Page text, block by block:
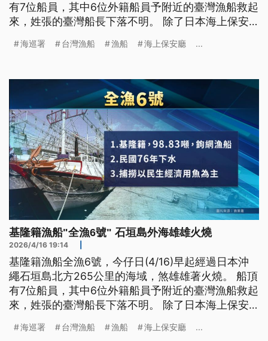
有7位船員，其中6位外籍船員予附近的臺灣漁船救起
來，姓張的臺灣船長下落不明。 除了日本海上保安
艦出勤，按算晚時10點，到現場搜救。（新聞標題、
海巡署 台灣漁船 漁船 海上保安廳 ...
基隆籍漁船"全漁6號" 石垣島外海雄雄火燒
2026/4/16 19:14
基隆籍漁船全漁6號，今仔日(4/16)早起經過日本沖
繩石垣島北方265公里的海域，煞雄雄著火燒。 船頂
有7位船員，其中6位外籍船員予附近的臺灣漁船救起
來，姓張的臺灣船長下落不明。 除了日本海上保安
艦出勤，按算晚時10點，到現場搜救。（新聞標題、
海巡署 台灣漁船 漁船 海上保安廳 ...